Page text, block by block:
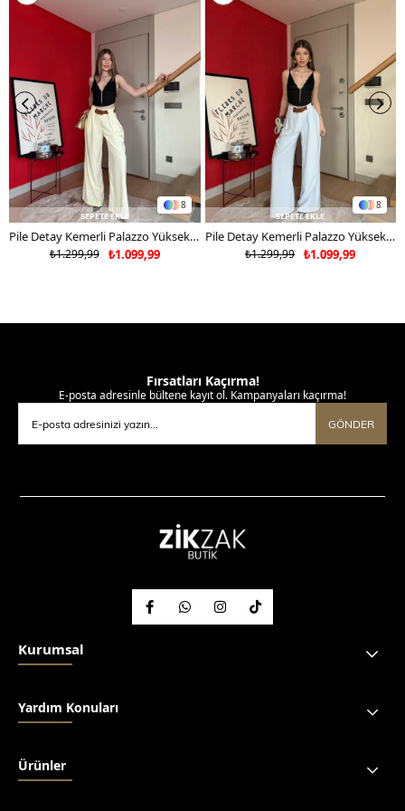
tercih ediniz.
8
SEPETE EKLE
Pile Detay Kemerli Palazzo Yüksek Bel Pantolon Sarı 2081
₺1.099,99
₺1.299,99
8
SEPETE EKLE
Pile Detay Kemerli Palazzo Yüksek Bel Pantolon Mavi 2081
₺1.099,99
₺1.299,99
Fırsatları Kaçırma!
E-posta adresinle bültene kayıt ol. Kampanyaları kaçırma!
GÖNDER
Kurumsal
Yardım Konuları
Ürünler